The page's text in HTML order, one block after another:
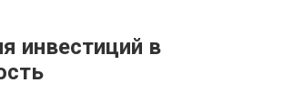
инвестиций в